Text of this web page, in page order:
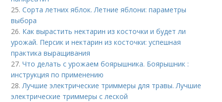
25.Сорта летних яблок. Летние яблони: параметры
выбора
26. Как вырастить нектарин из косточки и будет ли
урожай. Персик и нектарин из косточки: успешная
практика выращивания
27.Что делать с урожаем боярышника. Боярышник :
инструкция по применению
28.Лучшие электрические триммеры для травы. Лучшие
электрические триммеры с леской